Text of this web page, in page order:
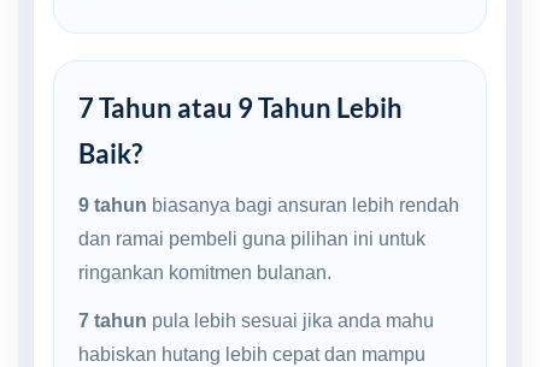
7 Tahun atau 9 Tahun Lebih
Baik?
9 tahun biasanya bagi ansuran lebih rendah
dan ramai pembeli guna pilihan ini untuk
ringankan komitmen bulanan.
7 tahun pula lebih sesuai jika anda mahu
habiskan hutang lebih cepat dan mampu